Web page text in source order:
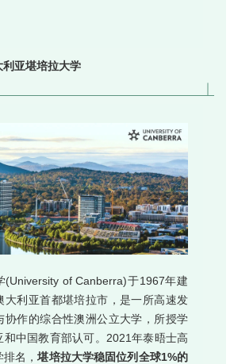
利亚堪培拉大学
(University of Canberra)于1967年建
大利亚首都堪培拉市，是一所高速发
协作的综合性澳洲公立大学，所授学
和中国教育部认可。2021年泰晤士高
排名，堪培拉大学稳固位列全球1%的